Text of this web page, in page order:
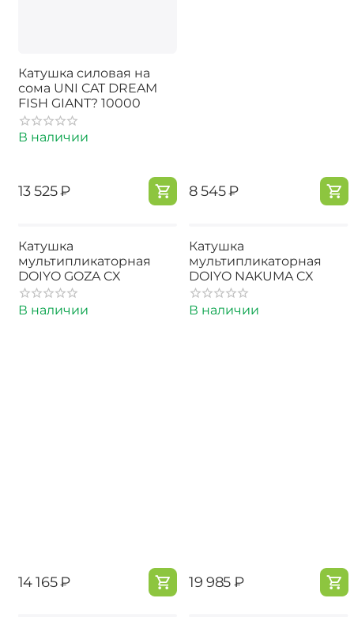
Катушка силовая на
сома UNI CAT DREAM
FISH GIANT? 10000
В наличии
‍13 525‍₽ ‍8 545‍₽
Катушка
мультипликаторная
DOIYO GOZA CX
В наличии
‍14 165‍₽
Катушка
мультипликаторная
DOIYO NAKUMA CX
В наличии
‍19 985‍₽